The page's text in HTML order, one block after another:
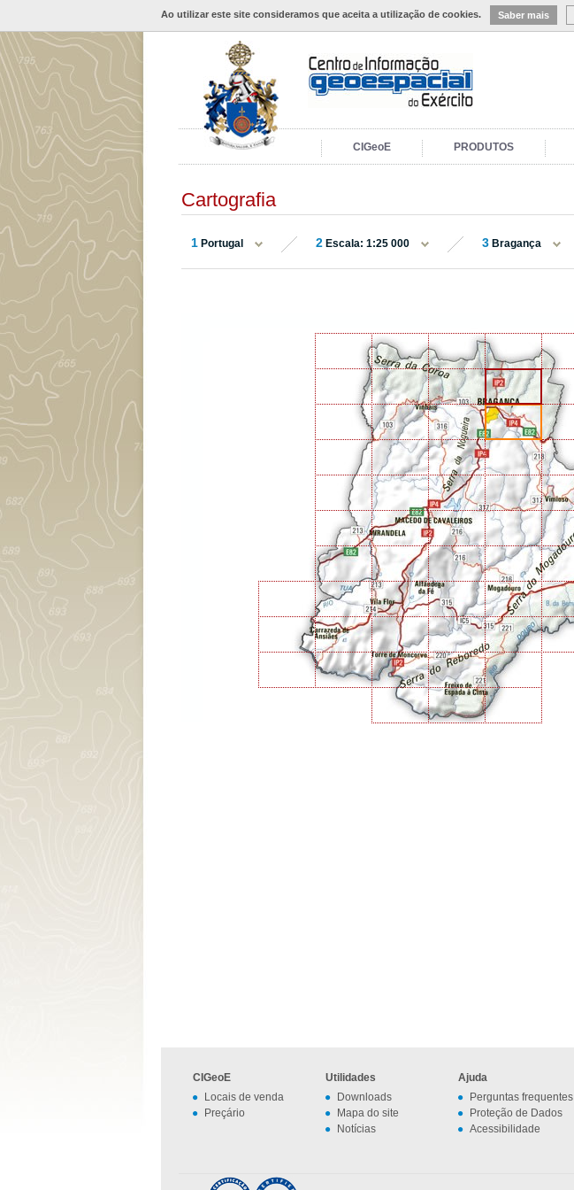
Ao utilizar este site consideramos que aceita a utilização de cookies. Saber mais
CIGeoE PRODUTOS
Cartografia
1 Portugal 2 Escala: 1:25 000 3 Bragança
CIGeoE
Locais de venda
Preçário
Utilidades
Downloads
Mapa do site
Notícias
Ajuda
Perguntas frequentes
Proteção de Dados
Acessibilidade